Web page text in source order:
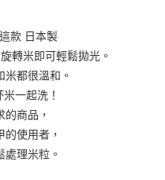
彰化商業銀行
台北富邦商業銀行
兆豐國際商業銀行
台中商業銀行
華泰商業銀行
遠東國際商業銀行
永豐商業銀行
星展（台灣）商業銀行
款 日本製
轉米即可輕鬆拋光。
都很溫和。
一起洗！
商品，
使用者，
理米粒。